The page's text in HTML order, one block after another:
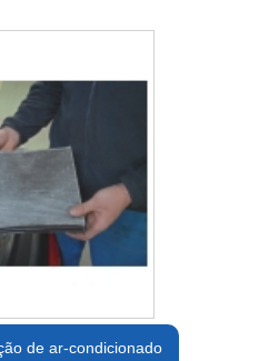
de ar-condicionado